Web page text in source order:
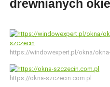
drewnianych
https://windowexpert.pl/okna/
https://okna-szczecin.com.pl